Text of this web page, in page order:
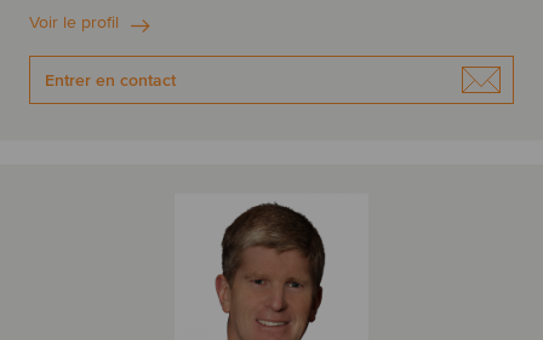
Voir le profil
Entrer en contact